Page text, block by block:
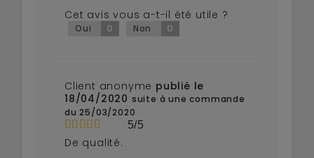
Cet avis vous a-t-il été utile ?
Oui 0 Non 0
Client anonyme publié le
18/04/2020 suite à une commande
du 25/03/2020
5/5
De qualité.